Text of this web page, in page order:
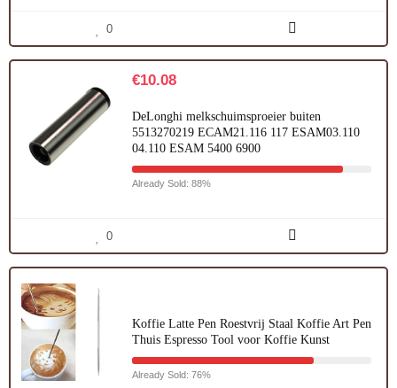
0
€10.08
DeLonghi melkschuimsproeier buiten
5513270219 ECAM21.116 117 ESAM03.110
04.110 ESAM 5400 6900
Already Sold: 88%
0
Koffie Latte Pen Roestvrij Staal Koffie Art Pen
Thuis Espresso Tool voor Koffie Kunst
Already Sold: 76%